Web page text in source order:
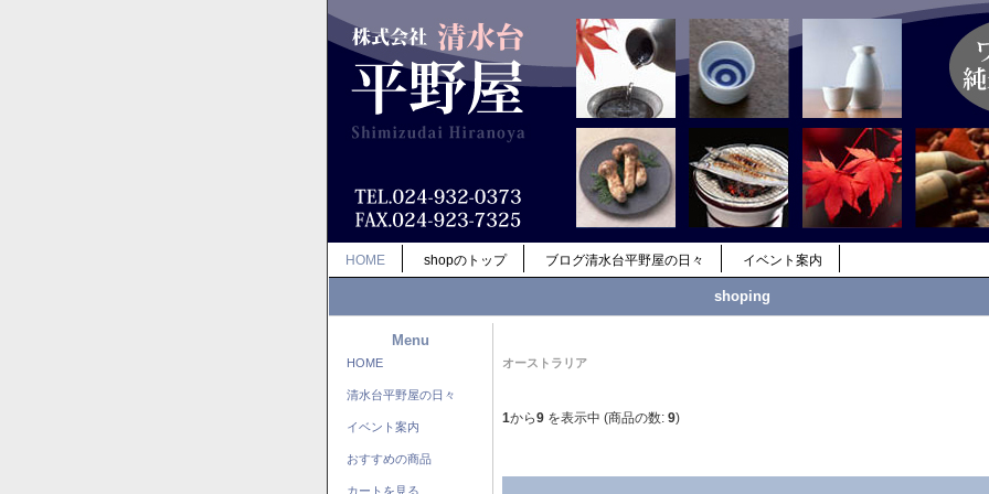
HOME shopのトップ ブログ清水台平野屋の日々 イベント案内
shoping
Menu
HOME
清水台平野屋の日々
イベント案内
おすすめの商品
カートを見る
オーストラリア
1から9 を表示中 (商品の数: 9)